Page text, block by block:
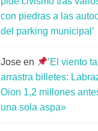
con piedras a las
del parking municipal’
Jose en
’El viento
arrastra billetes:
Oion 1,2 millones
una sola aspa»